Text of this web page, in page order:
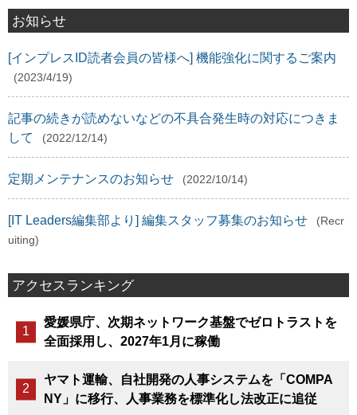
お知らせ
[インプレスID読者会員の皆様へ] 機能強化に関するご案内
(2023/4/19)
記事の続きが読めないなどの不具合発生時の対応につきま
して
(2022/12/14)
定期メンテナンスのお知らせ (2022/10/14)
[IT Leaders編集部より] 編集スタッフ募集のお知らせ
(Recr
uiting)
アクセスランキング
愛媛県庁、次期ネットワーク基盤でゼロトラストを
全面採用し、2027年1月に稼働
ヤマト運輸、自社開発の人事システムを「COMPA
NY」に移行、人事業務を標準化し法改正に追従